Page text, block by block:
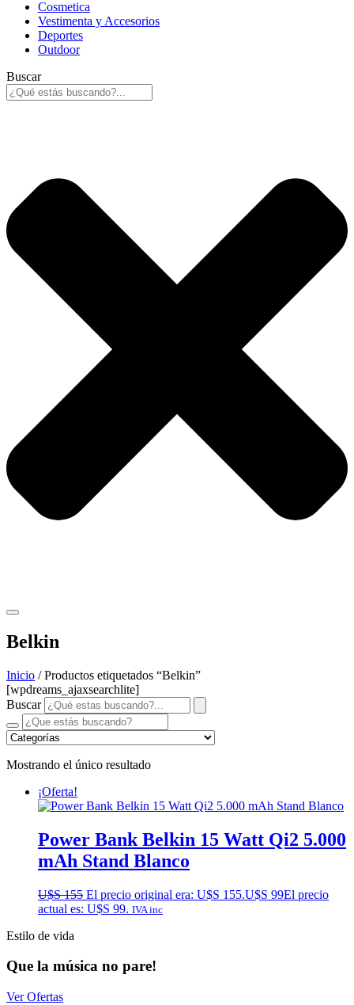
Cosmetica
Vestimenta y Accesorios
Deportes
Outdoor
Buscar
Belkin
Inicio / Productos etiquetados “Belkin”
[wpdreams_ajaxsearchlite]
Buscar
Mostrando el único resultado
¡Oferta!
Power Bank Belkin 15 Watt Qi2 5.000
mAh Stand Blanco
U$S155 El precio original era: U$S 155.U$S 99El precio
actual es: U$S 99. IVA inc
Estilo de vida
Que la música no pare!
Ver Ofertas